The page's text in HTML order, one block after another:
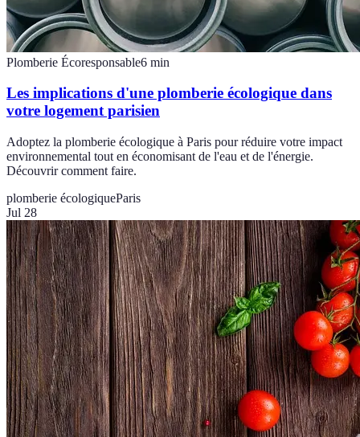
Plomberie Écoresponsable6 min
Les implications d'une plomberie écologique dans
votre logement parisien
Adoptez la plomberie écologique à Paris pour réduire votre impact
environnemental tout en économisant de l'eau et de l'énergie.
Découvrir comment faire.
plomberie écologiqueParis
Jul 28